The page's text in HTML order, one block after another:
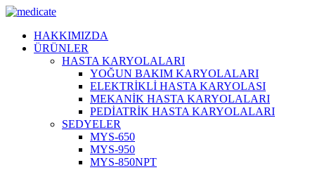
HAKKIMIZDA
ÜRÜNLER
HASTA KARYOLALARI
YOĞUN BAKIM KARYOLALARI
ELEKTRİKLİ HASTA KARYOLASI
MEKANİK HASTA KARYOLALARI
PEDİATRİK HASTA KARYOLALARI
SEDYELER
MYS-650
MYS-950
MYS-850NPT